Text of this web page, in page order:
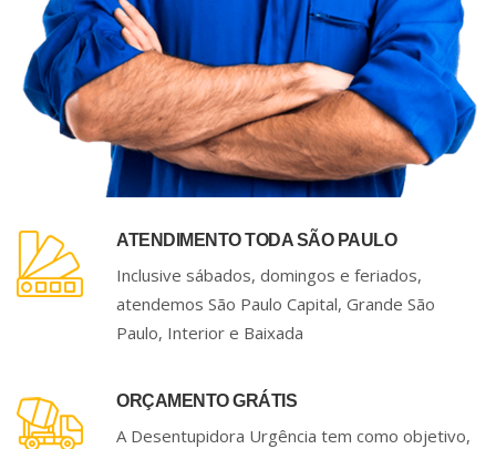
ATENDIMENTO TODA SÃO PAULO
Inclusive sábados, domingos e feriados,
atendemos São Paulo Capital, Grande São
Paulo, Interior e Baixada
ORÇAMENTO GRÁTIS
A Desentupidora Urgência tem como objetivo,